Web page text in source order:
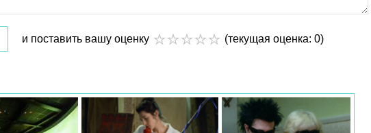
и поставить вашу оценку (текущая оценка: 0)